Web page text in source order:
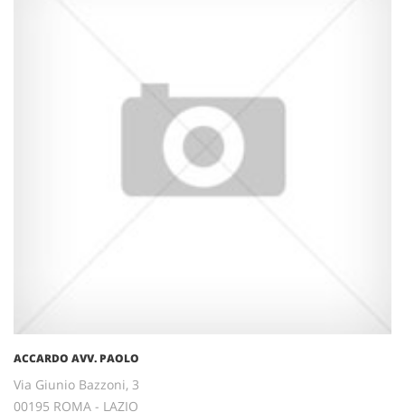
ACCARDO AVV. PAOLO
Via Giunio Bazzoni, 3
00195 ROMA - LAZIO